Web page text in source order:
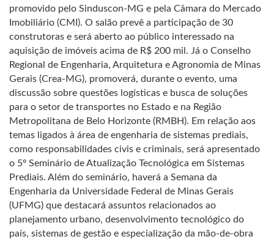
promovido pelo Sinduscon-MG e pela Câmara do Mercado
Imobiliário (CMI). O salão prevê a participação de 30
construtoras e será aberto ao público interessado na
aquisição de imóveis acima de R$ 200 mil. Já o Conselho
Regional de Engenharia, Arquitetura e Agronomia de Minas
Gerais (Crea-MG), promoverá, durante o evento, uma
discussão sobre questões logísticas e busca de soluções
para o setor de transportes no Estado e na Região
Metropolitana de Belo Horizonte (RMBH). Em relação aos
temas ligados à área de engenharia de sistemas prediais,
como responsabilidades civis e criminais, será apresentado
o 5º Seminário de Atualização Tecnológica em Sistemas
Prediais. Além do seminário, haverá a Semana da
Engenharia da Universidade Federal de Minas Gerais
(UFMG) que destacará assuntos relacionados ao
planejamento urbano, desenvolvimento tecnológico do
país, sistemas de gestão e especialização da mão-de-obra